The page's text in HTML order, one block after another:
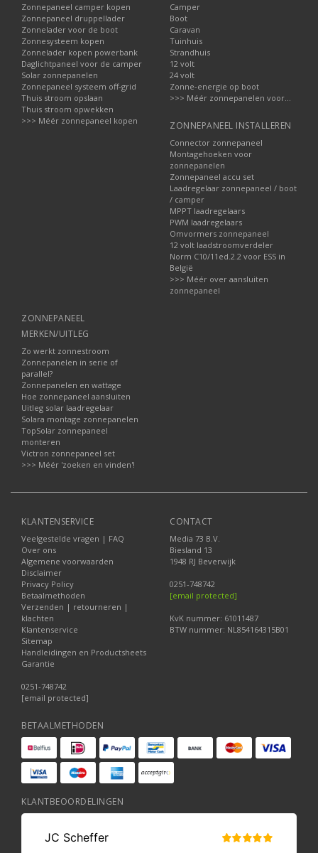
Zonnepaneel camper kopen
Zonnepaneel druppellader
Zonnelader voor de boot
Zonnesysteem kopen
Zonnelader kopen powerbank
Daglichtpaneel voor de camper
Solar zonnepanelen
Zonnepaneel systeem off-grid
Thuis stroom opslaan
Thuis stroom opwekken
>>> Méér zonnepaneel kopen
Camper
Boot
Caravan
Tuinhuis
Strandhuis
12 volt
24 volt
Zonne-energie op boot
>>> Méér zonnepanelen voor...
ZONNEPANEEL INSTALLEREN
Connector zonnepaneel
Montagehoeken voor
zonnepanelen
Zonnepaneel accu set
Laadregelaar zonnepaneel / boot
/ camper
MPPT laadregelaars
PWM laadregelaars
Omvormers zonnepaneel
12 volt laadstroomverdeler
Norm C10/11ed.2.2 voor ESS in
België
>>> Méér over aansluiten
zonnepaneel
ZONNEPANEEL
MERKEN/UITLEG
Zo werkt zonnestroom
Zonnepanelen in serie of
parallel?
Zonnepanelen en wattage
Hoe zonnepaneel aansluiten
Uitleg solar laadregelaar
Solara montage zonnepanelen
TopSolar zonnepaneel
monteren
Victron zonnepaneel set
>>> Méér 'zoeken en vinden'!
KLANTENSERVICE
Veelgestelde vragen | FAQ
Over ons
Algemene voorwaarden
Disclaimer
Privacy Policy
Betaalmethoden
Verzenden | retourneren |
klachten
Klantenservice
Sitemap
Handleidingen en Productsheets
Garantie
0251-748742
[email protected]
CONTACT
Media 73 B.V.
Biesland 13
1948 RJ Beverwijk
0251-748742
[email protected]
KvK nummer: 61011487
BTW nummer: NL854164315B01
BETAALMETHODEN
KLANTBEOORDELINGEN